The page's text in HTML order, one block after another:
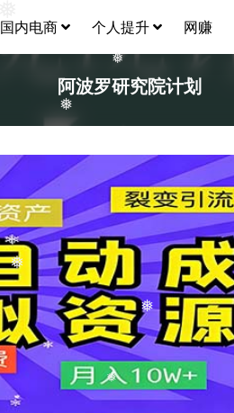
❅
❅
❅
❅
❅
❅ ❅
国内电商 个人提升 网赚
阿波罗研究院计划